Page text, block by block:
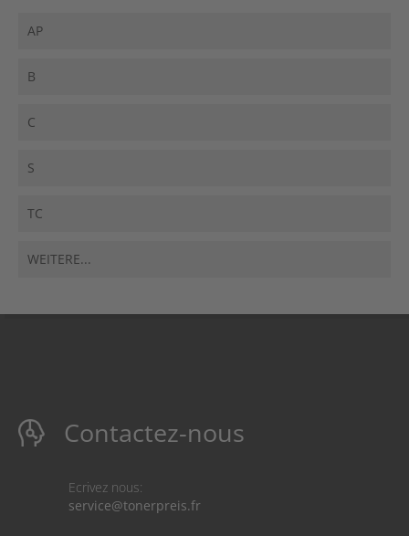
AP
B
C
S
TC
WEITERE...
Contactez-nous
Ecrivez nous:
service@tonerpreis.fr